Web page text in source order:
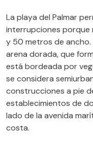
La playa del Palmar
interrupciones porque
y 50 metros de
arena dorada, que
está bordeada por
se considera
construcciones a pie
establecimientos de
lado de la avenida
costa.